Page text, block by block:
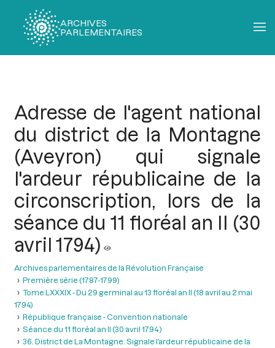
ARCHIVES
PARLEMENTAIRES
Adresse de l'agent national
du district de la Montagne
(Aveyron) qui signale
l'ardeur républicaine de la
circonscription, lors de la
séance du 11 floréal an II (30
avril 1794)
Archives parlementaires de la Révolution Française
Première série (1787-1799)
Tome LXXXIX - Du 29 germinal au 13 floréal an II (18 avril au 2 mai
1794)
République française - Convention nationale
Séance du 11 floréal an II (30 avril 1794 )
36. District de La Montagne. Signale l’ardeur républicaine de la